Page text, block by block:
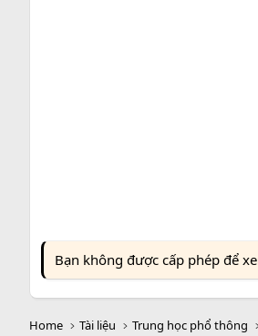
Bạn không được cấp phép để
Home Tài liệu Trung học phổ thông